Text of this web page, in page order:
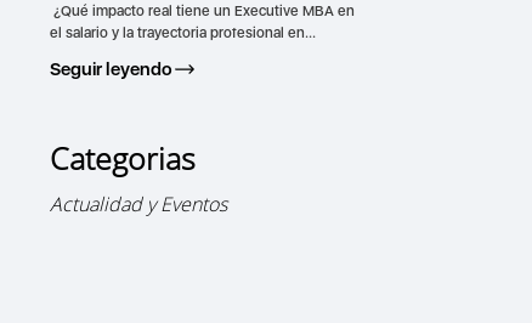
¿Qué impacto real tiene un Executive MBA en
el salario y la trayectoria profesional en...
Seguir leyendo
Categorias
Actualidad y Eventos